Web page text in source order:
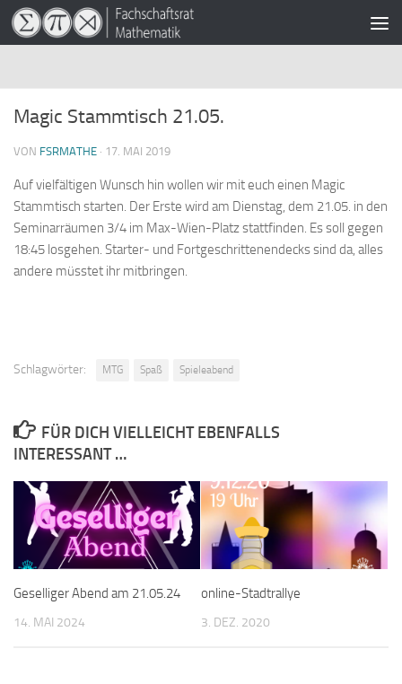
Zum Inhalt springen
Magic Stammtisch 21.05.
VON FSRMATHE · 17. MAI 2019
Auf vielfältigen Wunsch hin wollen wir mit euch einen Magic
Stammtisch starten. Der Erste wird am Dienstag, dem 21.05. in den
Seminarräumen 3/4 im Max-Wien-Platz stattfinden. Es soll gegen
18:45 losgehen. Starter- und Fortgeschrittenendecks sind da, alles
andere müsstet ihr mitbringen.
Schlagwörter: MTG Spaß Spieleabend
FÜR DICH VIELLEICHT EBENFALLS
INTERESSANT …
Geselliger Abend am 21.05.24
14. MAI 2024
online-Stadtrallye
3. DEZ. 2020